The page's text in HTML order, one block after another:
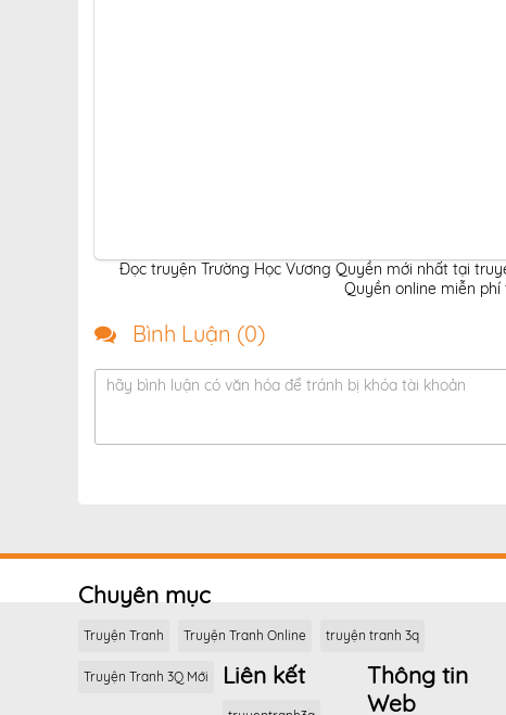
Đọc truyện Trường Học Vương Quyền mới nhất tại
Quyền online miễn
Bình Luận (0)
hãy bình luận có văn hóa để tránh bị khóa tài khoản
Chuyên mục
Truyện Tranh Truyện Tranh Online truyện tranh 3q
Truyện Tranh 3Q Mới Liên kết
Thông tin
Web